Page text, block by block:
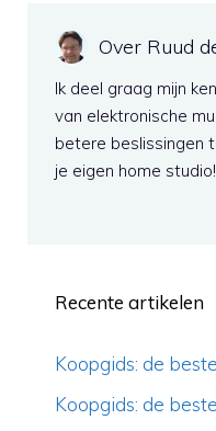
Over Ruud
Ik deel graag mijn
van elektronische
betere beslissingen
je eigen home studio!
Recente artikelen
Koopgids: de
Koopgids: de